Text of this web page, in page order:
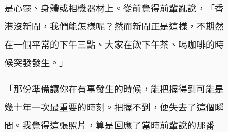
是心靈、身體或相機器材上。從前覺得前輩亂說，「香
港沒新聞，我們能怎樣呢？然而新聞正是這樣，不期然
在一個平常的下午三點、大家在飲下午茶、喝咖啡的時
候突發發生。」
「那份準備讓你在有事發生的時候，能把握得到可能是
幾十年一次最重要的時刻。把握不到，便失去了這個瞬
間。我覺得這張照片，算是回應了當時前輩說的那番